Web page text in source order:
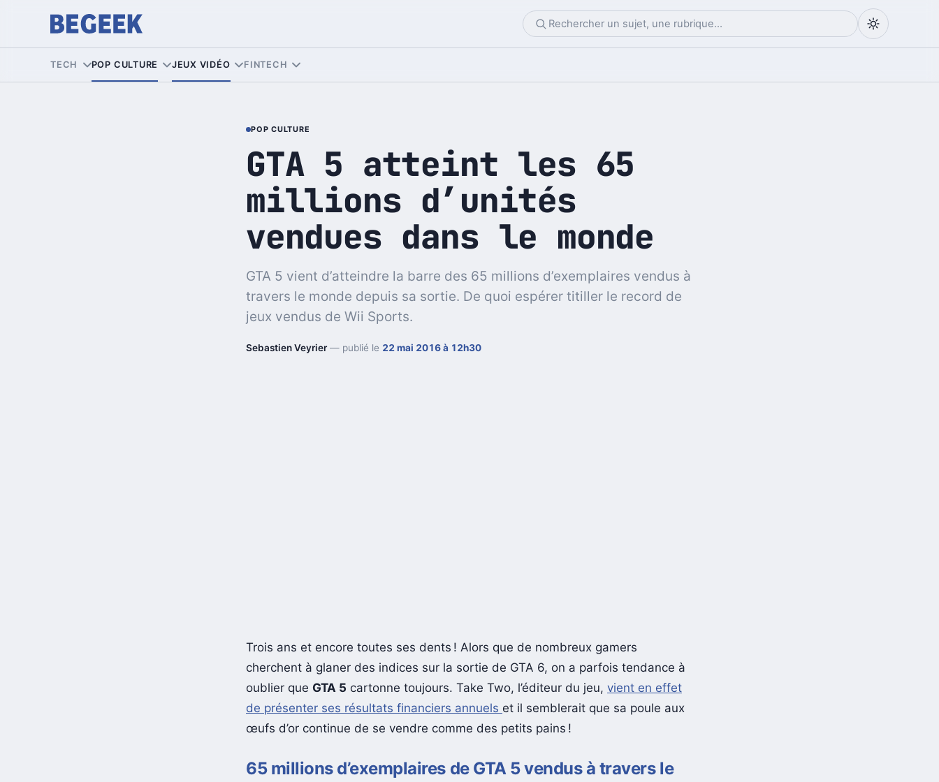
TECH POP CULTURE JEUX VIDÉO FINTECH
POP CULTURE
GTA 5 atteint les 65
millions d’unités
vendues dans le monde
GTA 5 vient d’atteindre la barre des 65 millions d’exemplaires vendus à
travers le monde depuis sa sortie. De quoi espérer titiller le record de
jeux vendus de Wii Sports.
Sebastien Veyrier— publié le 22 mai 2016 à 12h30
Trois ans et encore toutes ses dents ! Alors que de nombreux gamers
cherchent à glaner des indices sur la sortie de GTA 6, on a parfois tendance à
oublier que GTA 5 cartonne toujours. Take Two, l’éditeur du jeu, vient en effet
de présenter ses résultats financiers annuels et il semblerait que sa poule aux
œufs d’or continue de se vendre comme des petits pains !
65 millions d’exemplaires de GTA 5 vendus à travers le